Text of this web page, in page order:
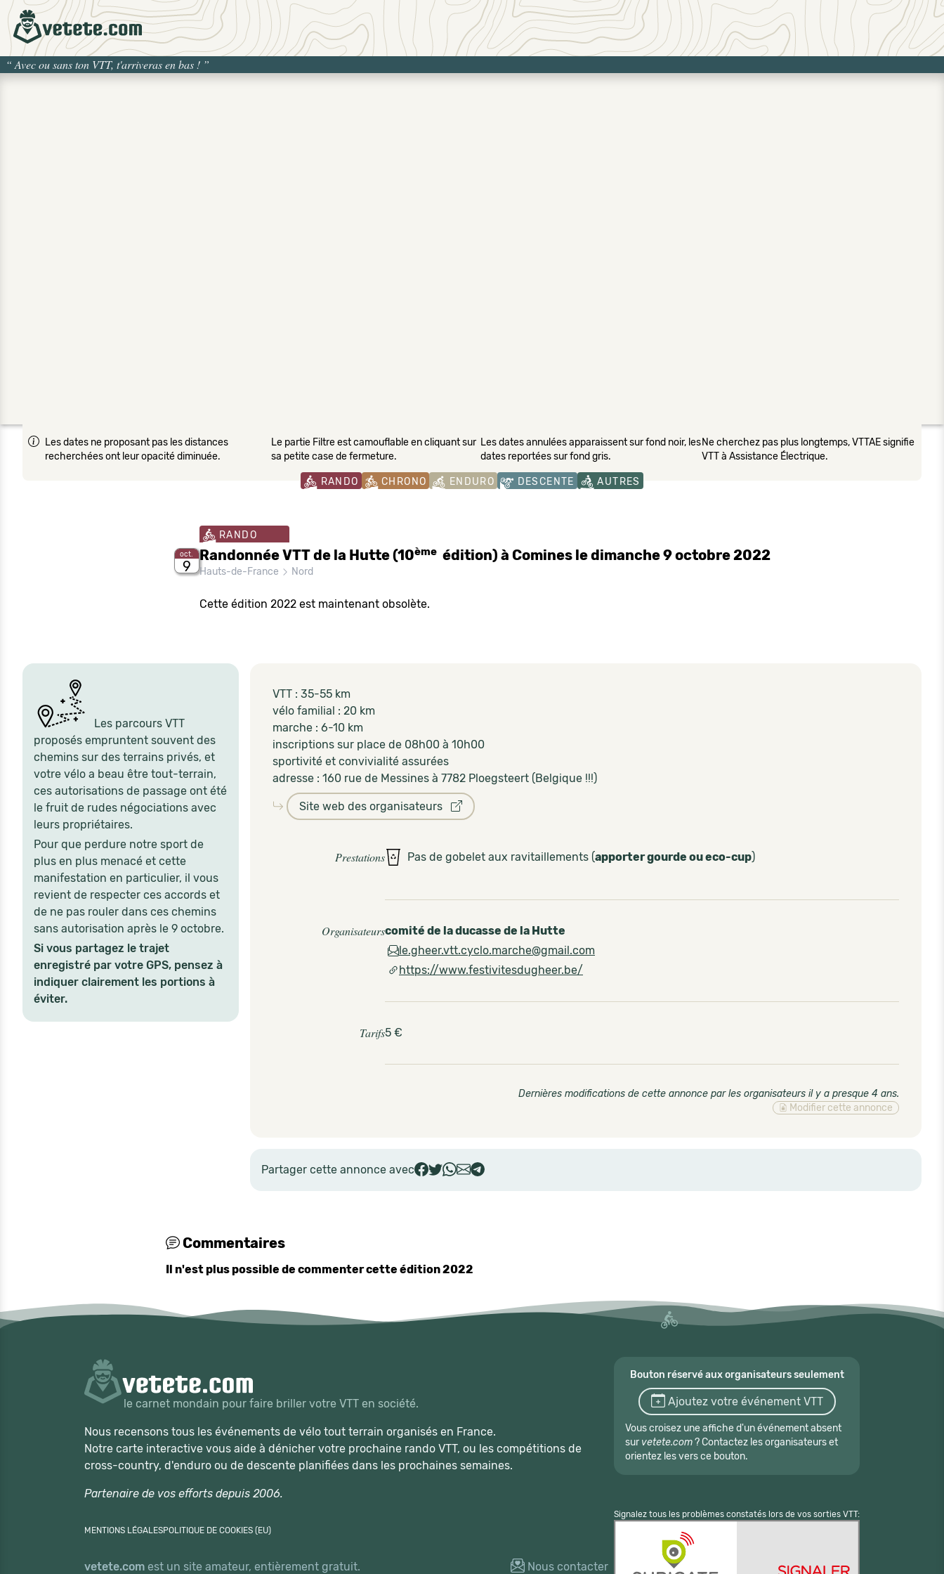
“ Avec ou sans ton VTT, t'arriveras en bas ! ”
Les dates ne proposant pas les distances
recherchées ont leur opacité diminuée.
Le partie Filtre est camouflable en cliquant sur
sa petite case de fermeture.
Les dates annulées apparaissent sur fond noir, les
dates reportées sur fond gris.
Ne cherchez pas plus longtemps, VTTAE signifie
VTT à Assistance Électrique.
RANDO CHRONO ENDURO DESCENTE AUTRES
oct.
9
RANDO
Randonnée VTT de la Hutte (10èmeédition) à Comines le dimanche 9 octobre 2022
Hauts-de-France Nord
Cette édition 2022 est maintenant obsolète.
Les parcours VTT
proposés empruntent souvent des
chemins sur des terrains privés, et
votre vélo a beau être tout-terrain,
ces autorisations de passage ont été
le fruit de rudes négociations avec
leurs propriétaires.
Pour que perdure notre sport de
plus en plus menacé et cette
manifestation en particulier, il vous
revient de respecter ces accords et
de ne pas rouler dans ces chemins
sans autorisation après le 9 octobre.
Si vous partagez le trajet
enregistré par votre GPS, pensez à
indiquer clairement les portions à
éviter.
VTT : 35-55 km
vélo familial : 20 km
marche : 6-10 km
inscriptions sur place de 08h00 à 10h00
sportivité et convivialité assurées
adresse : 160 rue de Messines à 7782 Ploegsteert (Belgique !!!)
Site web des organisateurs
Prestations Pas de gobelet aux ravitaillements (apporter gourde ou eco-cup)
Organisateurscomité de la ducasse de la Hutte
le.gheer.vtt.cyclo.marche@gmail.com
https://www.festivitesdugheer.be/
Tarifs5 €
Dernières modifications de cette annonce par les organisateurs il y a presque 4 ans.
Modifier cette annonce
Partager cette annonce avec
Commentaires
Il n'est plus possible de commenter cette édition 2022
le carnet mondain pour faire briller votre VTT en société.
Nous recensons tous les événements de vélo tout terrain organisés en France.
Notre carte interactive vous aide à dénicher votre prochaine rando VTT, ou les compétitions de
cross-country, d'enduro ou de descente planifiées dans les prochaines semaines.
Partenaire de vos efforts depuis 2006.
MENTIONS LÉGALESPOLITIQUE DE COOKIES (EU)
vetete.com est un site amateur, entièrement gratuit. Nous contacter
Bouton réservé aux organisateurs seulement
Ajoutez votre événement VTT
Vous croisez une affiche d'un événement absent
sur vetete.com? Contactez les organisateurs et
orientez les vers ce bouton.
Signalez tous les problèmes constatés lors de vos sorties VTT: